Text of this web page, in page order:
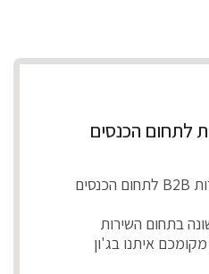
לתחום הכנסים
דרושים/ות נציגי/ות מכירות B2B לתחום הכנסים
בתחום השירות
איתנו בג'ון